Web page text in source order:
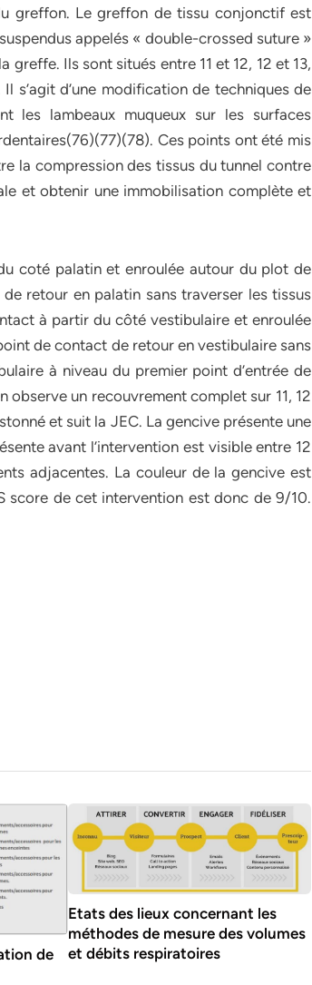
greffon. Le greffon de tissu conjonctif est
appelés « double-crossed suture »
Ils sont situés entre 11 et 12, 12 et 13,
s’agit d’une modification de techniques de
les lambeaux muqueux sur les surfaces
Ces points ont été mis
la compression des tissus du tunnel contre
et obtenir une immobilisation complète et
coté palatin et enroulée autour du plot de
retour en palatin sans traverser les tissus
à partir du côté vestibulaire et enroulée
de contact de retour en vestibulaire sans
à niveau du premier point d’entrée de
observe un recouvrement complet sur 11, 12
et suit la JEC. La gencive présente une
avant l’intervention est visible entre 12
adjacentes. La couleur de la gencive est
score de cet intervention est donc de 9/10.
de
Etats des lieux concernant les
méthodes de mesure des volumes
et débits respiratoires